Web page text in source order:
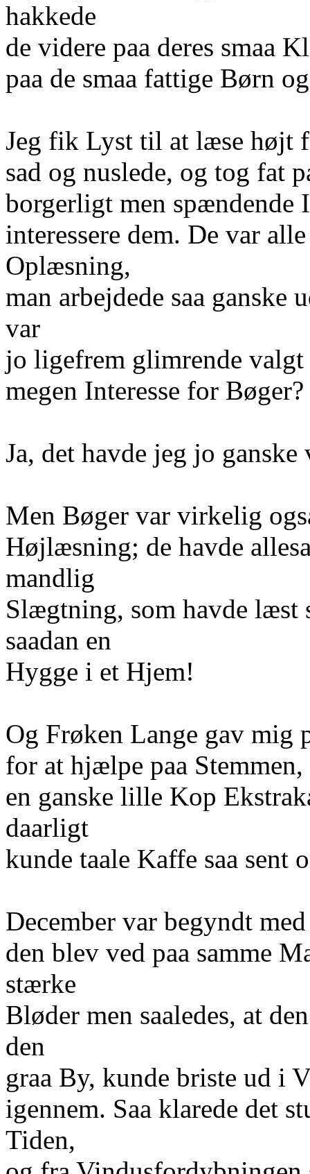
hakkede
de videre paa deres smaa
paa de smaa fattige Børn
Jeg fik Lyst til at læse højt
sad og nuslede, og tog fat
borgerligt men spændende
interessere dem. De var
Oplæsning,
man arbejdede saa
var
jo ligefrem glimrende
megen Interesse for Bøger?
Ja, det havde jeg jo ganske
Men Bøger var virkelig
Højlæsning; de havde
mandlig
Slægtning, som havde læst
saadan en
Hygge i et Hjem!
Og Frøken Lange gav mig
for at hjælpe paa
en ganske lille Kop
daarligt
kunde taale Kaffe saa sent
December var begyndt
den blev ved paa samme
stærke
Bløder men saaledes, at
den
graa By, kunde briste ud i
igennem. Saa klarede det
Tiden,